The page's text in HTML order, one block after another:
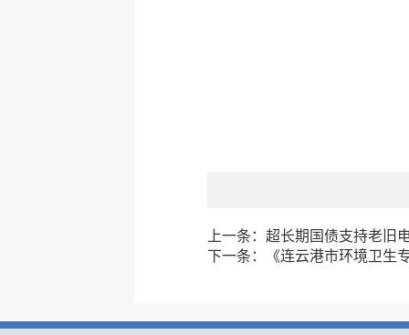
上一条： 超长期国债支持老旧
下一条：
《连云港市环境卫生